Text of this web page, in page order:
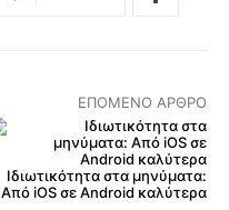
ΕΠΌΜΕΝΟ ΆΡΘΡΟ
Ιδιωτικότητα στα μηνύματα:
Από iOS σε Android καλύτερα